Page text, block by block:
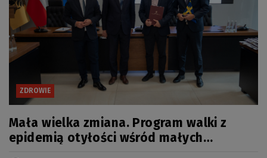
ZDROWIE
Mała wielka zmiana. Program walki z
epidemią otyłości wśród małych